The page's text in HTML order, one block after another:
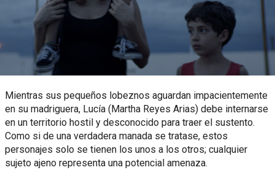
Mientras sus pequeños lobeznos aguardan impacientemente
en su madriguera, Lucía (Martha Reyes Arias) debe internarse
en un territorio hostil y desconocido para traer el sustento.
Como si de una verdadera manada se tratase, estos
personajes solo se tienen los unos a los otros; cualquier
sujeto ajeno representa una potencial amenaza.